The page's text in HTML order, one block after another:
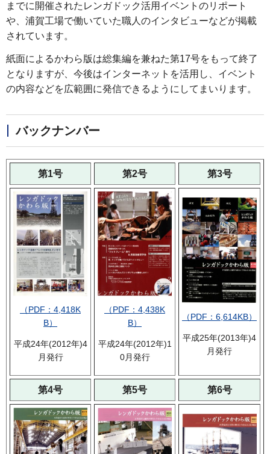
までに開催されたレンガドック活用イベントのリポート
や、浦賀工場で働いていた職人のインタビューなどが掲載
されています。
紙面によるかわら版は総集編を兼ねた第17号をもって終了
となりますが、今後はインターネットを活用し、イベント
の内容などを広範囲に発信できるようにしてまいります。
バックナンバー
第1号 第2号 第3号
（PDF：4,418K
B）
平成24年(2012年)4
月発行
（PDF：4,438K
B）
平成24年(2012年)1
0月発行
（PDF：6,614KB）
平成25年(2013年)4
月発行
第4号 第5号 第6号